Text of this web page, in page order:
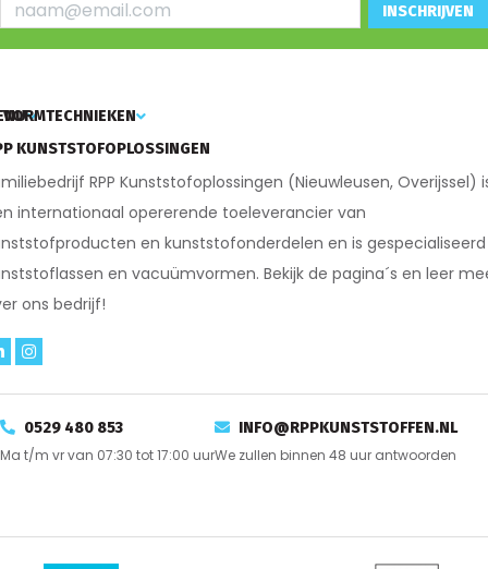
INSCHRIJVEN
VORMTECHNIEKEN
KUNSTSTOFOPLOSSINGEN
RPP Kunststofoplossingen (Nieuwleusen, Overijssel)
internationaal opererende toeleverancier van
en kunststofonderdelen en is
en vacuümvormen. Bekijk de pagina´s en leer
ons bedrijf!
0529 480 853
Ma t/m vr van 07:30 tot 17:00 uur
INFO@RPPKUNSTSTOFFEN.NL
We zullen binnen 48 uur antwoorden